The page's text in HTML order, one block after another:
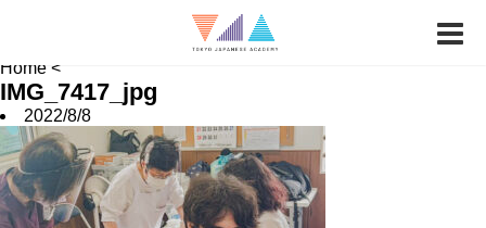
Home <
IMG_7417_jpg
2022/8/8